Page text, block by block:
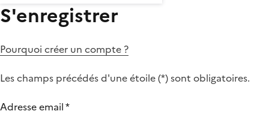
S'enregistrer
Pourquoi créer un compte ?
Les champs précédés d'une étoile (*) sont obligatoires.
Adresse email*